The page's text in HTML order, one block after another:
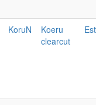
KoruN
Koeru
clearcut